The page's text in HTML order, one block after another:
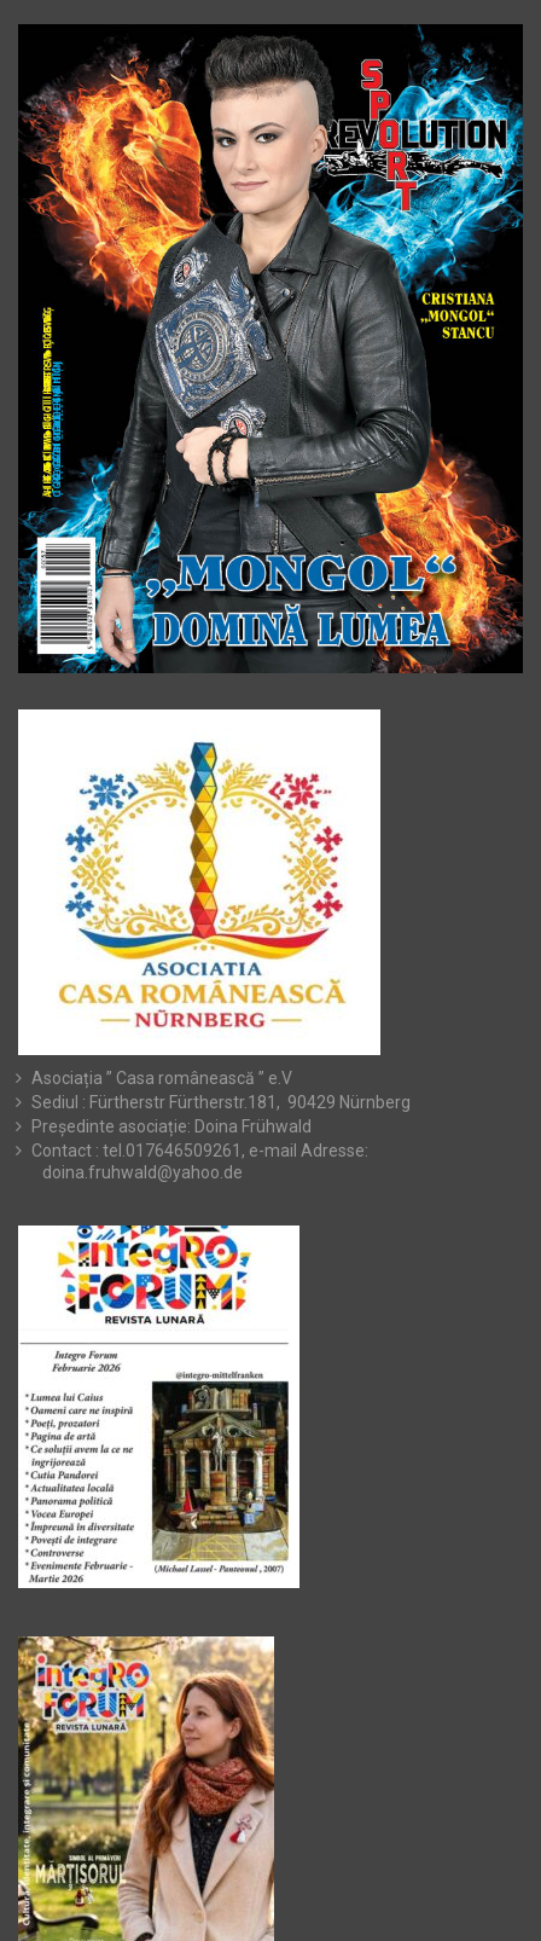
Asociația ” Casa românească ” e.V
Sediul : Fürtherstr Fürtherstr.181, 90429 Nürnberg
Președinte asociație: Doina Frühwald
Contact : tel.017646509261, e-mail Adresse:
doina.fruhwald@yahoo.de